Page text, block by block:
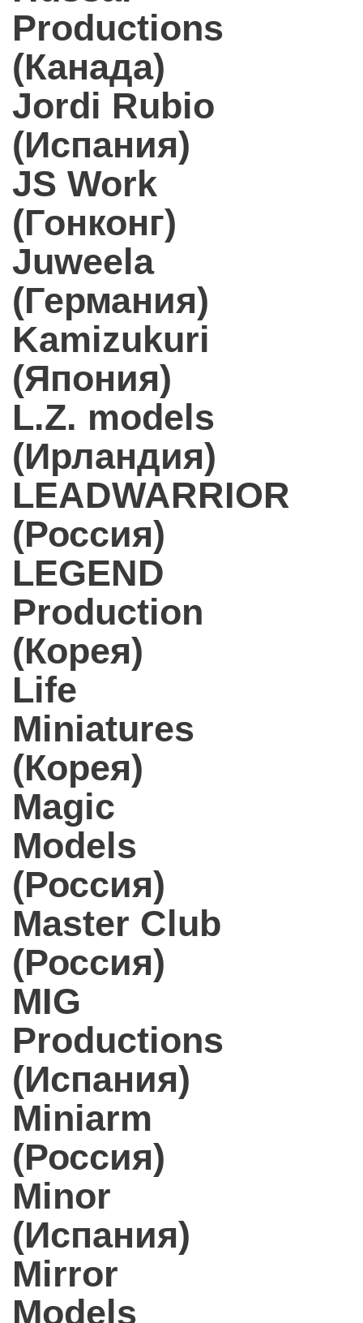
Productions
(Канада)
Jordi Rubio
(Испания)
JS Work
(Гонконг)
Juweela
(Германия)
Kamizukuri
(Япония)
L.Z. models
(Ирландия)
LEADWARRIOR
(Россия)
LEGEND
Production
(Корея)
Life
Miniatures
(Корея)
Magic
Models
(Россия)
Master Club
(Россия)
MIG
Productions
(Испания)
Miniarm
(Россия)
Minor
(Испания)
Mirror
Models